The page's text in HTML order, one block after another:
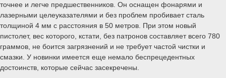
точнее и легче предшественников. Он оснащен фонарями и
лазерными целеуказателями и без проблем пробивает сталь
толщиной 4 мм с расстояния в 50 метров. При этом новый
пистолет, вес которого, кстати, без патронов составляет всего 780
граммов, не боится загрязнений и не требует частой чистки и
смазки. У новинки имеется еще немало беспрецедентных
достоинств, которые сейчас засекречены.